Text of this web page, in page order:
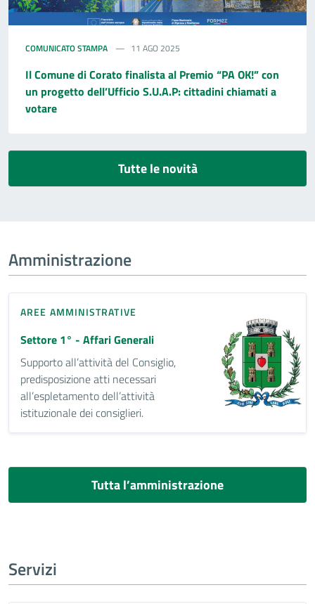
COMUNICATO STAMPA 11 AGO 2025
Il Comune di Corato finalista al Premio “PA OK!” con
un progetto dell’Ufficio S.U.A.P: cittadini chiamati a
votare
Tutte le novità
Amministrazione
AREE AMMINISTRATIVE
Settore 1° - Affari Generali
Supporto all’attività del Consiglio,
predisposizione atti necessari
all’espletamento dell’attività
istituzionale dei consiglieri.
Tutta l’amministrazione
Servizi